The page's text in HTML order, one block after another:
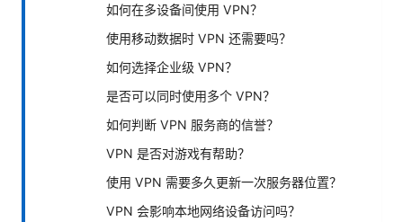
如何在多设备间使用 VPN？
使用移动数据时 VPN 还需要吗？
如何选择企业级 VPN？
是否可以同时使用多个 VPN？
如何判断 VPN 服务商的信誉？
VPN 是否对游戏有帮助？
使用 VPN 需要多久更新一次服务器位置？
VPN 会影响本地网络设备访问吗？